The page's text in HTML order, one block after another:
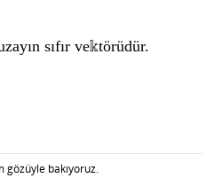
sıfır vektörüdür.
gözüyle bakıyoruz.